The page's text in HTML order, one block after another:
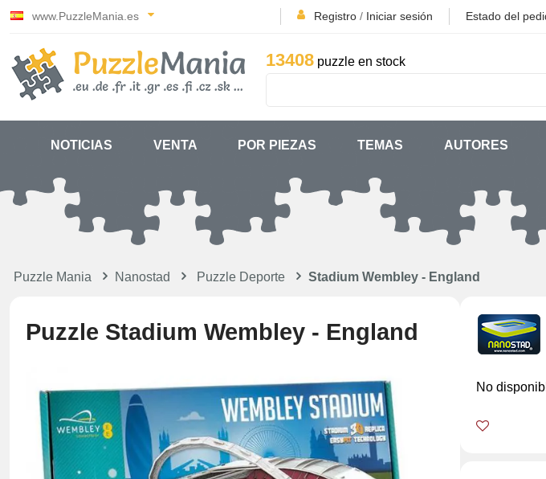
www.PuzzleMania.es Registro / Iniciar sesión Estado del
13408 puzzle en stock
NOTICIAS VENTA POR PIEZAS TEMAS AUTORES
Puzzle Mania Nanostad Puzzle Deporte Stadium Wembley - England
Puzzle Stadium Wembley - England
No